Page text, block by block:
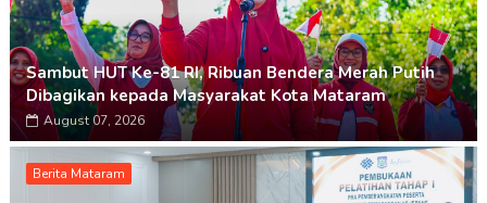
Sambut HUT Ke-81 RI, Ribuan Bendera Merah Putih
Dibagikan kepada Masyarakat Kota Mataram
August 07, 2026
Berita Mataram